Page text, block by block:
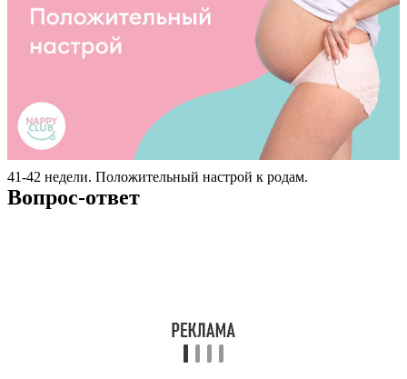
41-42 недели. Положительный настрой к родам.
Вопрос-ответ